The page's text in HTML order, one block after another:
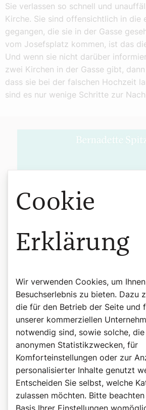
Sie verlassen so schnell und
Kirche. Sie sind offensichtlich in die
gegangen, die sie in der Gasse
vom Josefsplatz kommen, ist das
Und wenn sie nicht darüber
zwei Kirchen in der Gasse gibt,
dass sie bei der falschen Hochzeit
sind es nur wenige Schritte zur
Cookie
Erklärung
Wir verwenden Cookies, um
Besuchserlebnis zu bieten. Dazu
die für den Betrieb der Seite und
unserer kommerziellen
notwendig sind, sowie solche,
anonymen Statistikzwecken, für
Komforteinstellungen oder zur
personalisierter Inhalte genutzt
Entscheiden Sie selbst, welche
zulassen möchten. Bitte